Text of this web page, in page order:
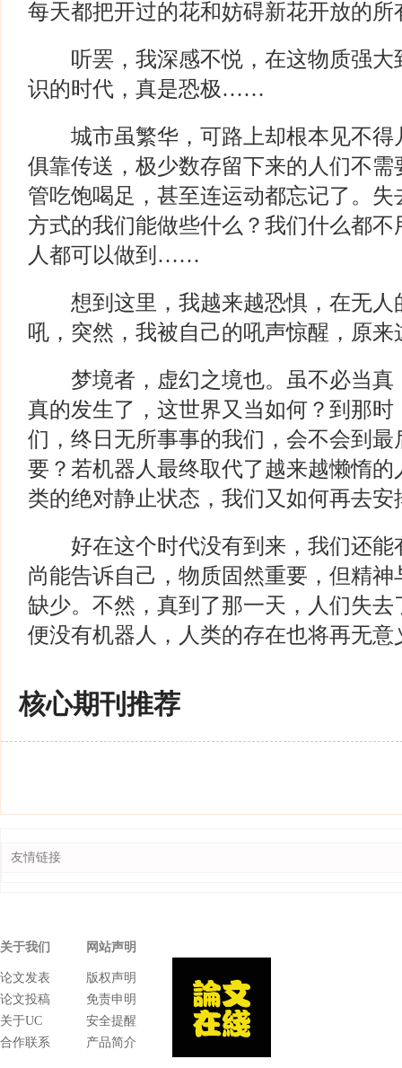
每天都把开过的花和妨碍新花开放的
听罢，我深感不悦，在这物质强大
识的时代，真是恐极……
城市虽繁华，可路上却根本见不得
俱靠传送，极少数存留下来的人们不
管吃饱喝足，甚至连运动都忘记了。
方式的我们能做些什么？我们什么都
人都可以做到……
想到这里，我越来越恐惧，在无人
吼，突然，我被自己的吼声惊醒，原
梦境者，虚幻之境也。虽不必当真
真的发生了，这世界又当如何？到那
们，终日无所事事的我们，会不会到
要？若机器人最终取代了越来越懒惰
类的绝对静止状态，我们又如何再去
好在这个时代没有到来，我们还能
尚能告诉自己，物质固然重要，但精
缺少。不然，真到了那一天，人们失
便没有机器人，人类的存在也将再无意
核心期刊推荐
友情链接
网站声明
版权声明
免责申明
安全提醒
产品简介
关于我们
论文发表
论文投稿
关于UC
合作联系